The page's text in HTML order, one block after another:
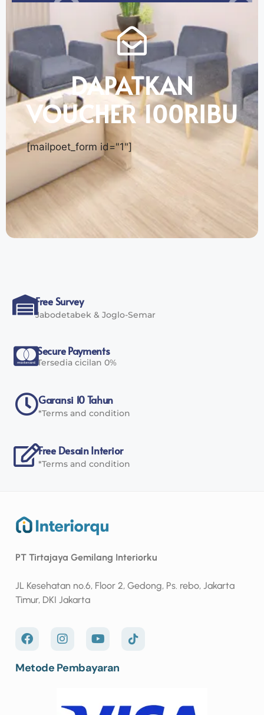
DAPATKAN
VOUCHER 100RIBU
[mailpoet_form id="1"]
Free Survey
Jabodetabek & Joglo-Semar
Secure Payments
Tersedia cicilan 0%
Garansi 10 Tahun
*Terms and condition
Free Desain Interior
*Terms and condition
PT Tirtajaya Gemilang Interiorku
JL Kesehatan no.6, Floor 2, Gedong, Ps. rebo, Jakarta
Timur, DKI Jakarta
Metode Pembayaran